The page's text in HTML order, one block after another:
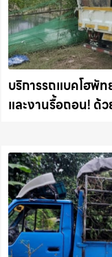
บริการรถแบคโฮพั
และงานรื้อถอน! ด้ว